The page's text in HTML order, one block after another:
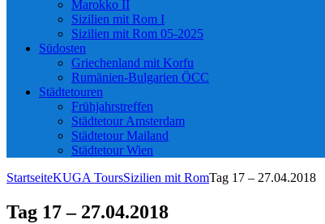
Marokko II
Sizilien mit Rom I
Sizilien mit Rom 05-2025
Südosten
Griechenland mit Korfu
Rumänien-Bulgarien ÖCC
Städtetouren
Frühjahrstreffen
Städtetour Amsterdam
Städtetour Mailand
Städtetour Wien
StartseiteKUGA ToursSizilien mit RomTag 17 – 27.04.2018
Tag 17 – 27.04.2018